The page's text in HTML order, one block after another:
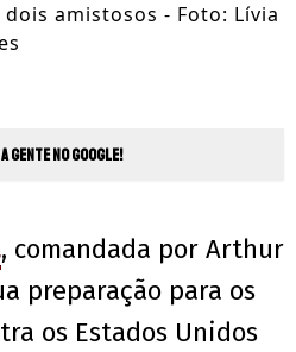
amistosos - Foto: Lívia
gente no Google!
, comandada por Arthur
preparação para os
os Estados Unidos